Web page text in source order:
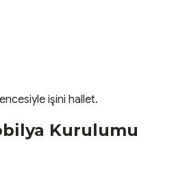
işini hallet.
Kurulumu